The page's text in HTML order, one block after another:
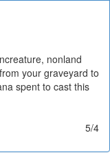
nonland
your graveyard to
spent to cast this
5/4